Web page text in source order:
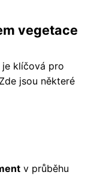
vegetace
je klíčová pro
jsou některé
v průběhu